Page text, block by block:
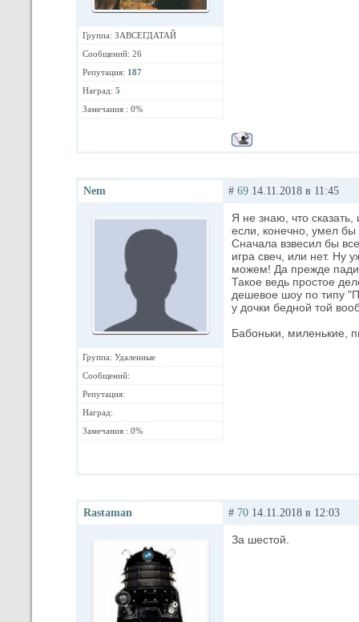
Группа: ЗАВСЕГДАТАЙ
Сообщений: 26
Репутация: 187
Наград: 5
Замечания : 0%
Nеm
Группа: Удаленные
Сообщений:
Репутация:
Наград:
Замечания : 0%
# 69 14.11.2018 в 11:45
Я не знаю, что
если, конечно, умел бы
Сначала взвесил бы
игра свеч, или нет. Ну
можем! Да прежде
Такое ведь простое
дешевое шоу по типу
у дочки бедной той
Бабоньки, миленькие,
Rastaman # 70 14.11.2018 в 12:03
За шестой.